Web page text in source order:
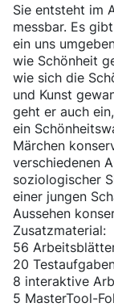
Sie entsteht im
messbar. Es
ein uns
wie Schönheit
wie sich die
und Kunst
geht er auch
ein
Märchen
verschiedenen
soziologischer
einer jungen
Aussehen
Zusatzmaterial:
56
20
8 interaktive
5 MasterTool-